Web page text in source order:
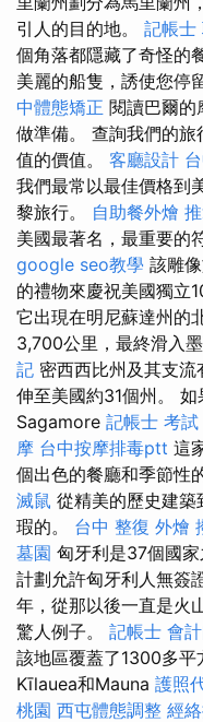
引人的目的地。 記帳士
個角落都隱藏了奇怪的
美麗的船隻，誘使您停
中體態矯正 閱讀巴爾的
做準備。 查詢我們的
值的價值。 客廳設計
我們最常以最佳價格到
黎旅行。 自助餐外燴
美國最著名，最重要的
google seo教學 該雕
的禮物來慶祝美國獨立
它出現在明尼蘇達州的
3,700公里，最終滑入
記 密西西比州及其支
伸至美國約31個州。
Sagamore 記帳士 考
摩 台中按摩排毒ptt 這
個出色的餐廳和季節性
滅鼠 從精美的歷史建
瑕的。 台中 整復 外燴
墓園 匈牙利是37個國
計劃允許匈牙利人無簽
年，從那以後一直是火
驚人例子。 記帳士 會
該地區覆蓋了1300多平
Kīlauea和Mauna 護照
桃園 西屯體態調整 經